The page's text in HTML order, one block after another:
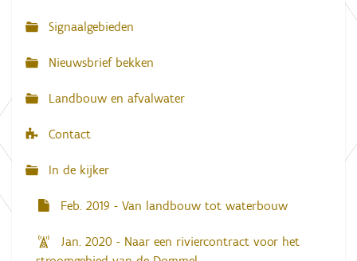
t
Signaalgebieden
Nieuwsbrief bekken
Landbouw en afvalwater
Contact
In de kijker
Feb. 2019 - Van landbouw tot waterbouw
Jan. 2020 - Naar een riviercontract voor het